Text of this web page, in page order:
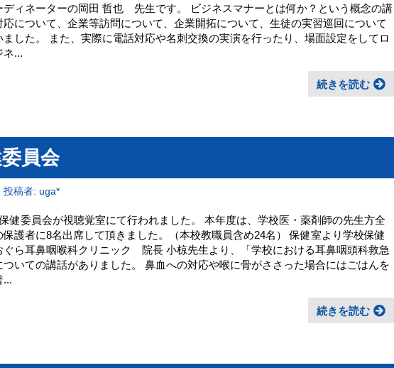
ディネーターの岡田 哲也 先生です。 ビジネスマナーとは何か？という概念の講
について、企業等訪問について、企業開拓について、生徒の実習巡回について
した。 また、実際に電話対応や名刺交換の実演を行ったり、場面設定をしてロ
ネ...
続きを読む
員会
投稿者: uga*
健委員会が視聴覚室にて行われました。 本年度は、学校医・薬剤師の先生方全
保護者に8名出席して頂きました。（本校教職員含め24名） 保健室より学校保健
ぐら耳鼻咽喉科クリニック 院長 小椋先生より、「学校における耳鼻咽頭科救急
いての講話がありました。 鼻血への対応や喉に骨がささった場合にはごはんを
...
続きを読む